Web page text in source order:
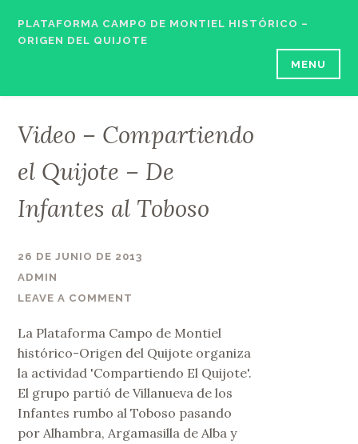
content
PLATAFORMA CAMPO DE MONTIEL HISTÓRICO –
ORIGEN DEL QUIJOTE
MENU
Video – Compartiendo
el Quijote – De
Infantes al Toboso
26 DE JUNIO DE 2013
ADMIN
LEAVE A COMMENT
La Plataforma Campo de Montiel
histórico-Origen del Quijote organiza
la actividad 'Compartiendo El Quijote'.
El grupo partió de Villanueva de los
Infantes rumbo al Toboso pasando
por Alhambra, Argamasilla de Alba y